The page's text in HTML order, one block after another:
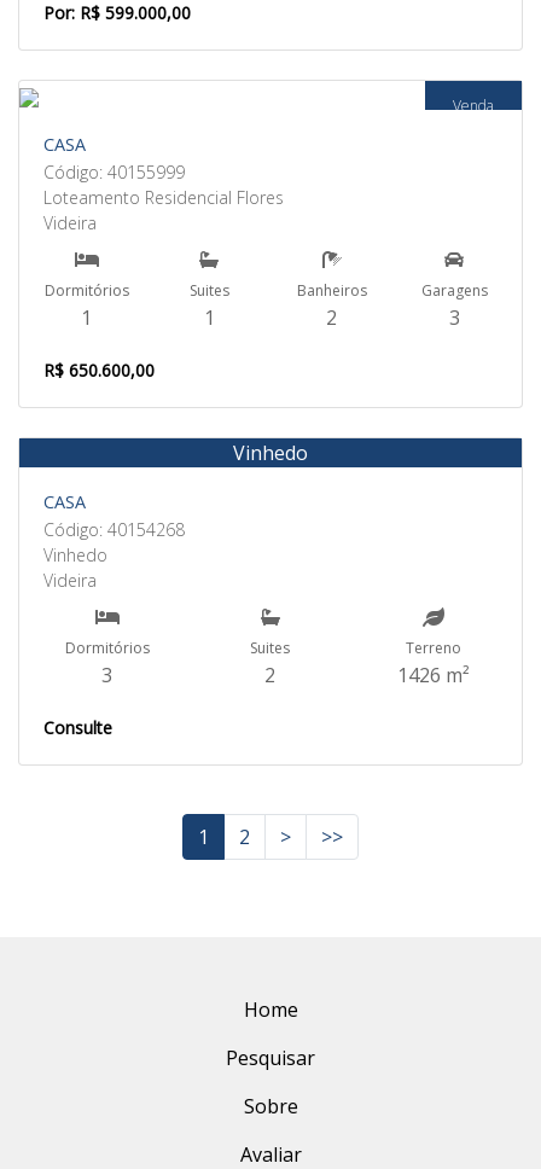
Por: R$ 599.000,00
Venda
CASA
Código: 40155999
Loteamento Residencial Flores
Videira
Dormitórios
1
Suites
1
Banheiros
2
Garagens
3
R$ 650.600,00
Venda
Vinhedo
CASA
Código: 40154268
Vinhedo
Videira
Dormitórios
3
Suites
2
Terreno
1426 m²
Consulte
1 2 > >>
Home
Pesquisar
Sobre
Avaliar